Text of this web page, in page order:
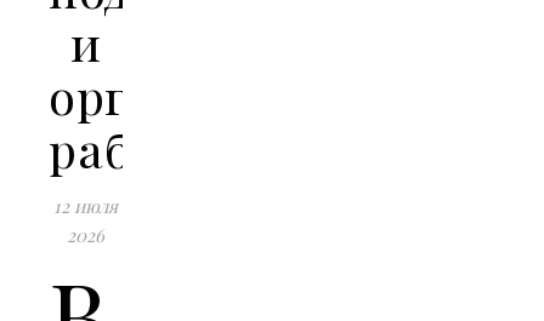
и
организации
работ
12 июля
2026